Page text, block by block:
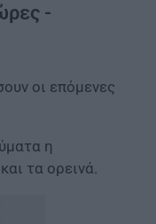
-
οι επόμενες
η
τα ορεινά.